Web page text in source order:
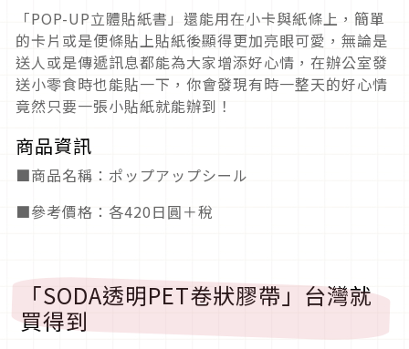
「POP-UP立體貼紙書」還能用在小卡與紙條上，簡單
的卡片或是便條貼上貼紙後顯得更加亮眼可愛，無論是
送人或是傳遞訊息都能為大家增添好心情，在辦公室發
送小零食時也能貼一下，你會發現有時一整天的好心情
竟然只要一張小貼紙就能辦到！
商品資訊
■商品名稱：ポップアップシール
■參考價格：各420日圓＋稅
「SODA透明PET卷狀膠帶」台灣就
買得到